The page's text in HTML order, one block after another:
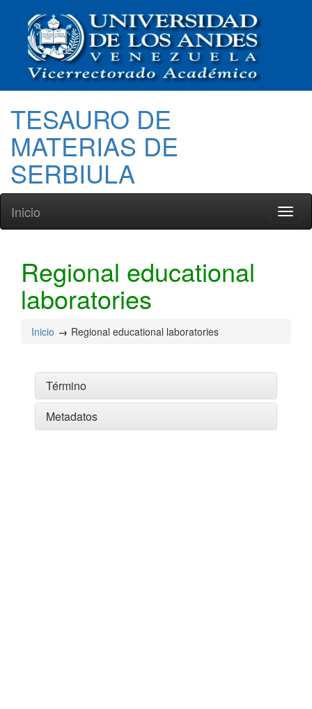
TESAURO DE
MATERIAS DE
SERBIULA
Inicio
Regional educational
laboratories
Inicio Regional educational laboratories
Término
Metadatos